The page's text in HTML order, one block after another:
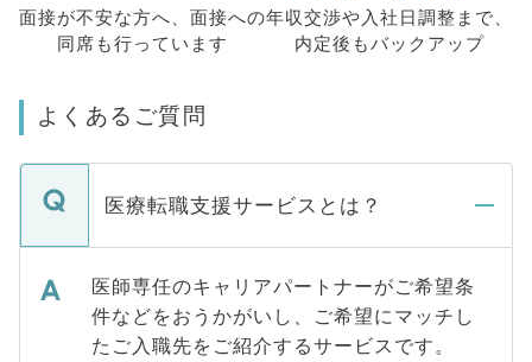
面接が不安な方へ、 面接への
同席も行っています
年収交渉や入社日調整まで、
内定後もバックアップ
よくあるご質問
医療転職支援サービスとは？
医師専任のキャリアパートナーがご希望条
件などをおうかがいし、ご希望にマッチし
たご入職先をご紹介するサービスです。